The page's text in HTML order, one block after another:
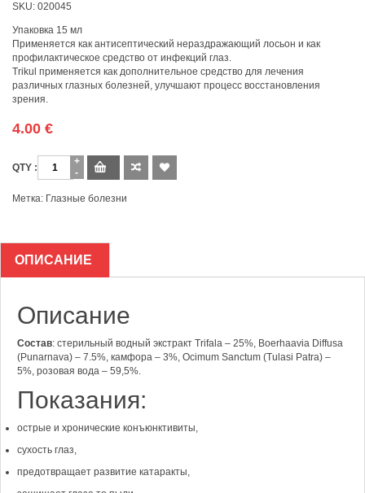
SKU: 020045
Упаковка 15 мл
Применяется как антисептический нераздражающий лосьон и как
профилактическое средство от инфекций глаз.
Trikul применяется как дополнительное средство для лечения
различных глазных болезней, улучшают процесс восстановления
зрения.
4.00 €
Количество
Метка: Глазные болезни
ОПИСАНИЕ
Описание
Состав: стерильный водный экстракт Trifala – 25%, Boerhaavia Diffusa
(Punarnava) – 7.5%, камфора – 3%, Ocimum Sanctum (Tulasi Patra) –
5%, розовая вода – 59,5%.
Показания:
острые и хронические конъюнктивиты,
сухость глаз,
предотвращает развитие катаракты,